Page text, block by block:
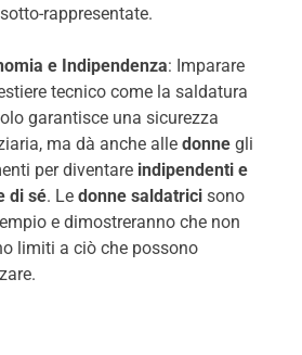
rappresentate.
e Indipendenza: Imparare
tecnico come la saldatura
garantisce una sicurezza
ma dà anche alledonne gli
per diventare indipendenti e
di sé. Ledonne saldatrici sono
e dimostreranno che non
limiti a ciò che possono